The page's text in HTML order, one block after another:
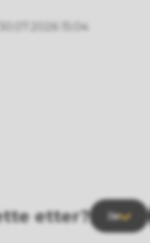
30.07.2026 15:04
etter? Ja